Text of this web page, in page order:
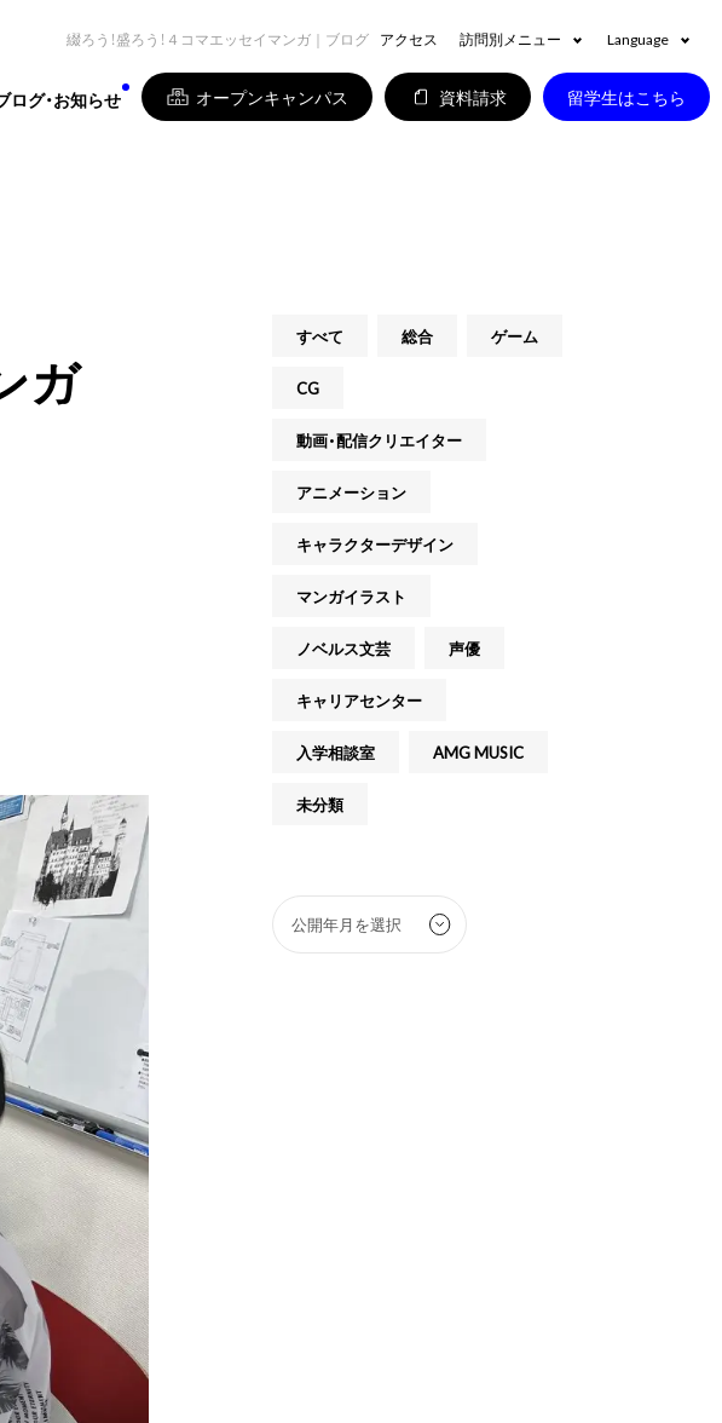
アクセス 訪問別メニュー Language
ログ・お知らせ オープンキャンパス 資料請求 留学生はこちら
綴ろう！盛ろう！４コマエッセイマンガ｜ブログ
ガ
すべて 総合 ゲーム
CG
動画・配信クリエイター
アニメーション
キャラクターデザイン
マンガイラスト
ノベルス文芸 声優
キャリアセンター
入学相談室 AMG MUSIC
未分類